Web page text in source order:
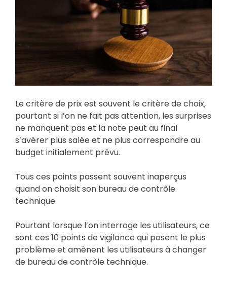
Le critère de prix est souvent le critère de choix,
pourtant si l’on ne fait pas attention, les surprises
ne manquent pas et la note peut au final
s’avérer plus salée et ne plus correspondre au
budget initialement prévu.
Tous ces points passent souvent inaperçus
quand on choisit son bureau de contrôle
technique.
Pourtant lorsque l’on interroge les utilisateurs, ce
sont ces 10 points de vigilance qui posent le plus
problème et amènent les utilisateurs à changer
de bureau de contrôle technique.